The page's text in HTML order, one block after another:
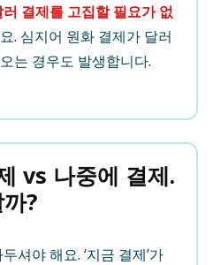
결제를 고집할 필요가 없
. 심지어 원화 결제가 달러
는 경우도 발생합니다.
vs 나중에 결제.
?
셔야 해요. ‘지금 결제’가